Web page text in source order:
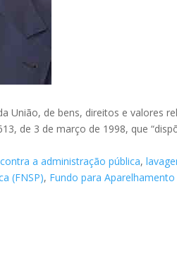
União, de bens, direitos e valores
de 3 de março de 1998, que
a administração pública,
(FNSP), Fundo para